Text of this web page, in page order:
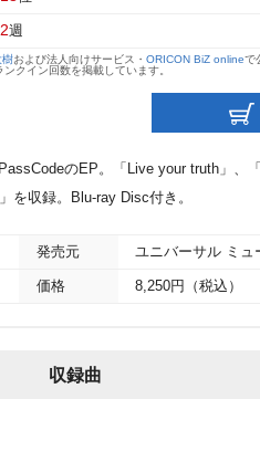
2週
樹および法人向けサービス・ ORICON BiZ onlineで
クイン回数を掲載しています。
のEP。「Live your truth」、
を収録。Blu-ray Disc付き。
発売元 ユニバーサル ミュ
価格 8,250円（税込）
収録曲